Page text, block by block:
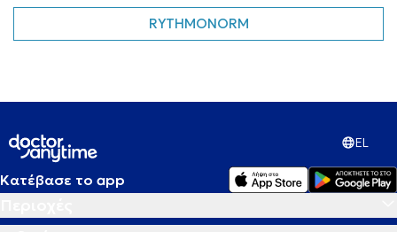
RYTHMONORM
EL
Κατέβασε το app